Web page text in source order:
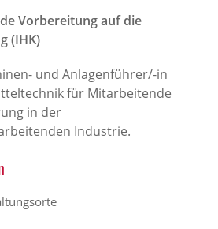
Vorbereitung auf die
(IHK)
und Anlagenführer/-in
für Mitarbeitende
in der
Industrie.